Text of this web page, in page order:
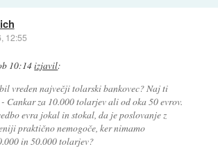
12:55
10:14izjavil:
vreden največji tolarski bankovec? Naj ti
Cankar za 10.000 tolarjev ali od oka 50 evrov.
evra jokal in stokal, da je poslovanje z
praktično nemogoče, ker nimamo
in 50.000 tolarjev?